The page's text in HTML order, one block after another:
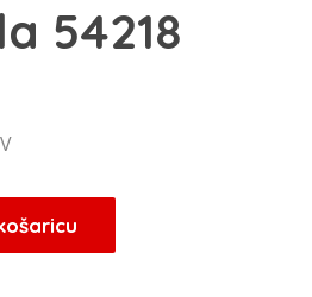
54218